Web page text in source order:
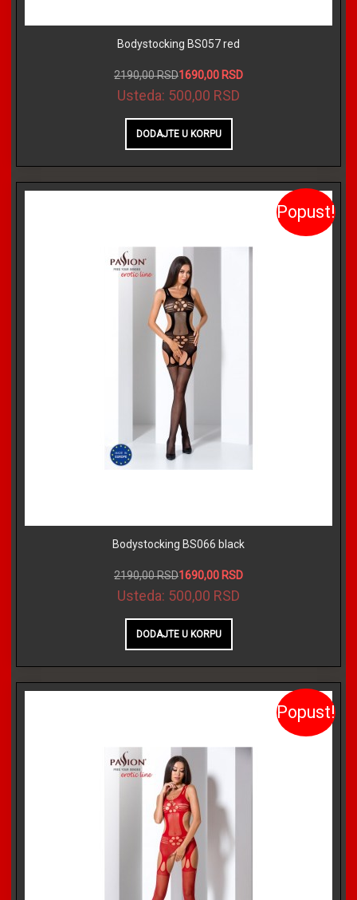
Bodystocking BS057 red
2190,00 RSD1690,00 RSD
Usteda: 500,00 RSD
Popust!
Bodystocking BS066 black
2190,00 RSD1690,00 RSD
Usteda: 500,00 RSD
Popust!